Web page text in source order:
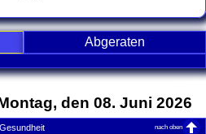
Abgeraten
den 08. Juni 2026
Gesundheit nach oben